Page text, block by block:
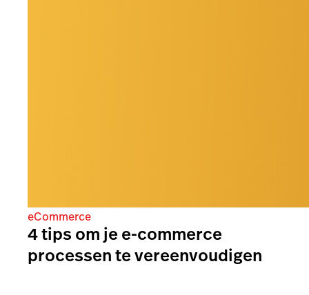
eCommerce
4 tips om je e-commerce
processen te vereenvoudigen